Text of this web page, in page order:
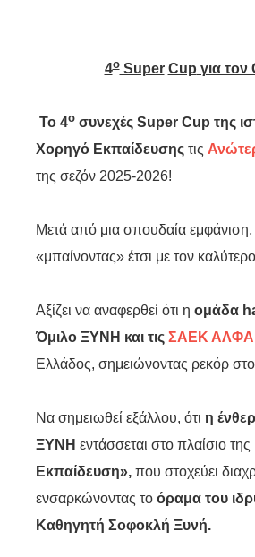
4ο Super Cup για
Το 4ο συνεχές Super Cup της
Χορηγό Εκπαίδευσης τις
της σεζόν 2025-2026!
Μετά από μια σπουδαία
«μπαίνοντας» έτσι με τον
Αξίζει να αναφερθεί ότι η ομάδα
Όμιλο ΞΥΝΗ και τις ΣΑΕΚ ΑΛΦΑ
Ελλάδος, σημειώνοντας ρεκόρ
Να σημειωθεί εξάλλου, ότι η
ΞΥΝΗ εντάσσεται στο πλαίσιο της
Εκπαίδευση», που στοχεύει
ενσαρκώνοντας το όραμα του
Καθηγητή Σοφοκλή Ξυνή.